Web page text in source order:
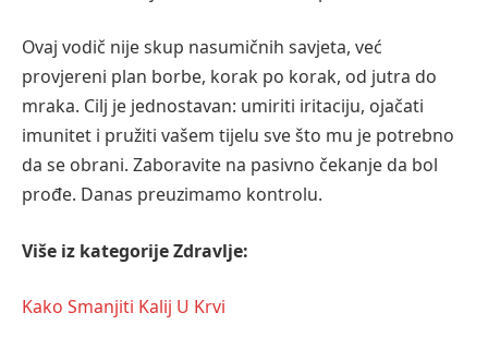
Ovaj vodič nije skup nasumičnih savjeta, već
provjereni plan borbe, korak po korak, od jutra do
mraka. Cilj je jednostavan: umiriti iritaciju, ojačati
imunitet i pružiti vašem tijelu sve što mu je potrebno
da se obrani. Zaboravite na pasivno čekanje da bol
prođe. Danas preuzimamo kontrolu.
Više iz kategorije Zdravlje:
Kako Smanjiti Kalij U Krvi